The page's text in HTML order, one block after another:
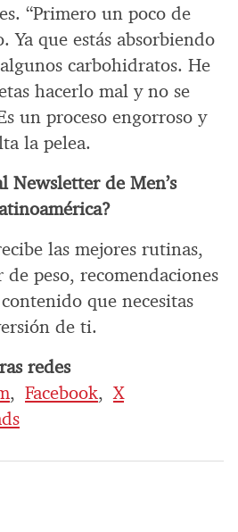
“Primero un poco de
Ya que estás absorbiendo
carbohidratos. He
hacerlo mal y no se
un proceso engorroso y
la pelea.
Newsletter de Men’s
las mejores rutinas,
de peso, recomendaciones
que necesitas
de ti.
redes
, Facebook,X